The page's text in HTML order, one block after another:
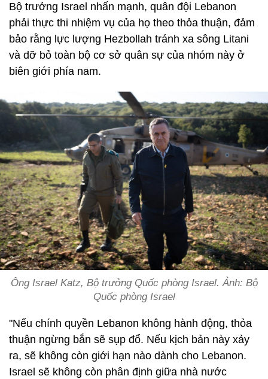
Bộ trưởng Israel nhấn mạnh, quân đội Lebanon
phải thực thi nhiệm vụ của họ theo thỏa thuận, đảm
bảo rằng lực lượng Hezbollah tránh xa sông Litani
và dỡ bỏ toàn bộ cơ sở quân sự của nhóm này ở
biên giới phía nam.
Ông Israel Katz, Bộ trưởng Quốc phòng Israel. Ảnh: Bộ
Quốc phòng Israel
"Nếu chính quyền Lebanon không hành động, thỏa
thuận ngừng bắn sẽ sụp đổ. Nếu kịch bản này xảy
ra, sẽ không còn giới hạn nào dành cho Lebanon.
Israel sẽ không còn phân định giữa nhà nước